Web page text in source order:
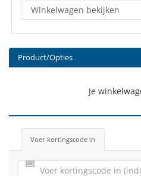
Product/Opties
Je
Voer kortingscode in